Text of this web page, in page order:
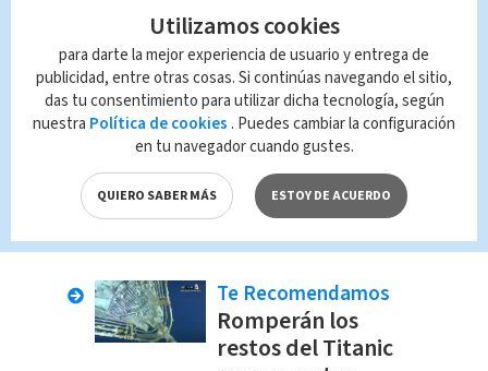
Te Recomendamos
Romperán los
restos del Titanic
Utilizamos cookies
para darte la mejor experiencia de usuario y entrega de
publicidad, entre otras cosas. Si continúas navegando el sitio,
das tu consentimiento para utilizar dicha tecnología, según
nuestra Política de cookies . Puedes cambiar la configuración
en tu navegador cuando gustes.
QUIERO SABER MÁS ESTOY DE ACUERDO